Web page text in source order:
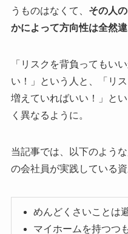
うものはなくて、 その人
かによって方向性は全然
「リスクを背負ってもい
い！」という人と、「リ
増えていればいい！」と
く異なるように。
当記事では、以下のよう
の会社員が実践している
めんどくさいことは
マイホームを持つつ